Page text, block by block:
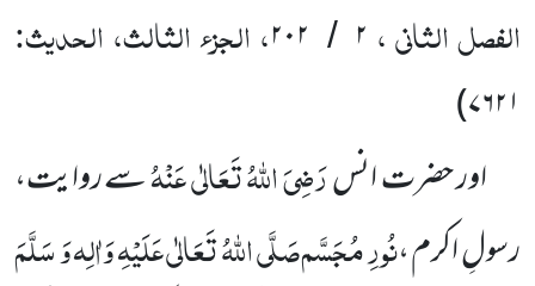
الفصل الثانی ، ۲ / ۲۰۲، الجزء الثالث، الحدیث:
۷۶۲۱)
اورحضرت انسرَضِیَ اللّٰہُ تَعَالٰی عَنْہُسے روایت،
رسولِ اکرم ،نُورِمُجَسَّمصَلَّی اللّٰہُ تَعَالٰی عَلَیْہِ وَاٰلِہ وَ سَلَّمَ